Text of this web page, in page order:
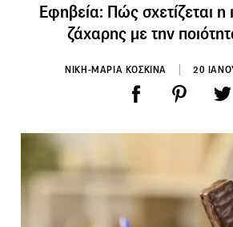
Εφηβεία: Πώς σχετίζεται
ζάχαρης με την
ΝΙΚΗ-ΜΑΡΙΑ ΚΟΣΚΙΝΑ 20